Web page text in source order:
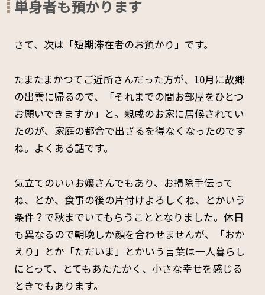
単身者も預かります
さて、次は「短期滞在者のお預かり」です。
たまたまかつてご近所さんだった方が、10月に故郷
の出雲に帰るので、「それまでの間お部屋をひとつ
お願いできますか」と。親戚のお家に居候されてい
たのが、家庭の都合で出ざるを得なくなったのです
ね。よくある話です。
気立てのいいお嬢さんでもあり、お掃除手伝って
ね、とか、食事の後の片付けよろしくね、とかいう
条件？で秋までいてもらうこととなりました。休日
も異なるので朝晩しか顔を合わせませんが、「おか
えり」とか「ただいま」とかいう言葉は一人暮らし
にとって、とてもあたたかく、小さな幸せを感じる
ときでもあります。